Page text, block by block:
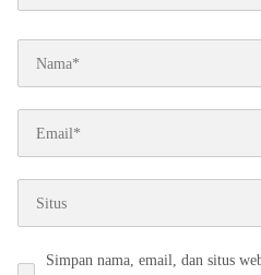
Simpan nama, email, dan situs